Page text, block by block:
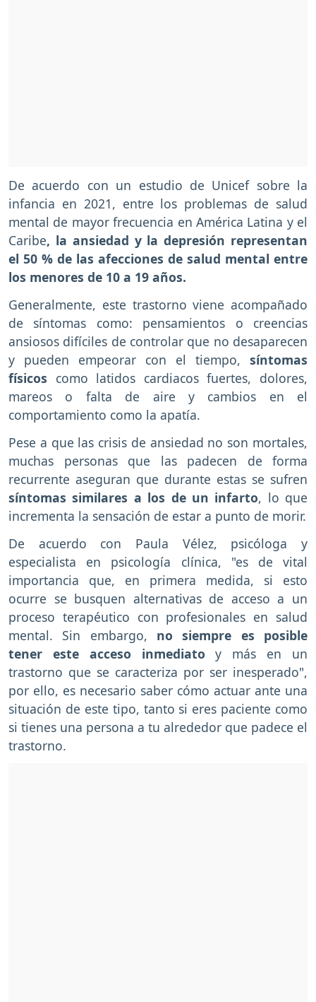
De acuerdo con un estudio de Unicef sobre la
infancia en 2021, entre los problemas de salud
mental de mayor frecuencia en América Latina y el
Caribe, la ansiedad y la depresión representan
el 50 % de las afecciones de salud mental entre
los menores de 10 a 19 años.
Generalmente, este trastorno viene acompañado
de síntomas como: pensamientos o creencias
ansiosos difíciles de controlar que no desaparecen
y pueden empeorar con el tiempo, síntomas
físicos como latidos cardiacos fuertes, dolores,
mareos o falta de aire y cambios en el
comportamiento como la apatía.
Pese a que las crisis de ansiedad no son mortales,
muchas personas que las padecen de forma
recurrente aseguran que durante estas se sufren
síntomas similares a los de un infarto, lo que
incrementa la sensación de estar a punto de morir.
De acuerdo con Paula Vélez, psicóloga y
especialista en psicología clínica, "es de vital
importancia que, en primera medida, si esto
ocurre se busquen alternativas de acceso a un
proceso terapéutico con profesionales en salud
mental. Sin embargo, no siempre es posible
tener este acceso inmediatoy más en un
trastorno que se caracteriza por ser inesperado",
por ello, es necesario saber cómo actuar ante una
situación de este tipo, tanto si eres paciente como
si tienes una persona a tu alrededor que padece el
trastorno.